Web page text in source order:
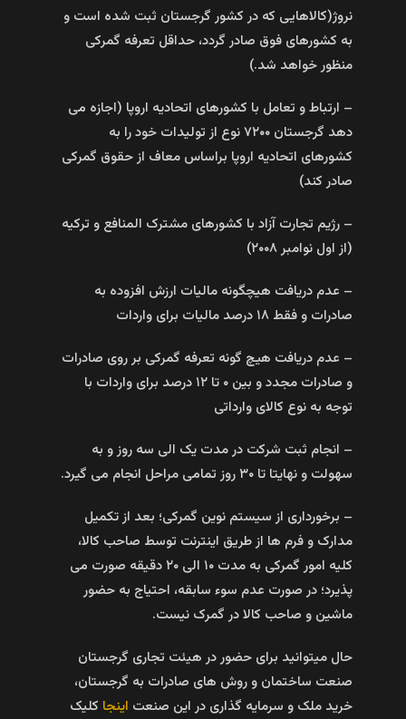
نروژ(کالاهایی که در کشور گرجستان ثبت شده است و
به کشورهای فوق صادر گردد، حداقل تعرفه گمرکی
منظور خواهد شد.)
– ارتباط و تعامل با کشورهای اتحادیه اروپا (اجازه می
دهد گرجستان ۷۲۰۰ نوع از تولیدات خود را به
کشورهای اتحادیه اروپا براساس معاف از حقوق گمرکی
صادر کند)
– رژیم تجارت آزاد با کشورهای مشترک المنافع و ترکیه
(از اول نوامبر ۲۰۰۸)
– عدم دریافت هیچگونه مالیات ارزش افزوده به
صادرات و فقط ۱۸ درصد مالیات برای واردات
– عدم دریافت هیچ گونه تعرفه گمرکی بر روی صادرات
و صادرات مجدد و بین ۰ تا ۱۲ درصد برای واردات با
توجه به نوع کالای وارداتی
– انجام ثبت شرکت در مدت یک الی سه روز و به
سهولت و نهایتا تا ۳۰ روز تمامی مراحل انجام می گیرد.
– برخورداری از سیستم نوین گمرکی؛ بعد از تکمیل
مدارک و فرم ها از طریق اینترنت توسط صاحب کالا،
کلیه امور گمرکی به مدت ۱۰ الی ۲۰ دقیقه صورت می
پذیرد؛ در صورت عدم سوء سابقه، احتیاج به حضور
ماشین و صاحب کالا در گمرک نیست.
حال میتوانید برای حضور در هیئت تجاری گرجستان
صنعت ساختمان و روش های صادرات به گرجستان،
خرید ملک و سرمایه گذاری در این صنعت اینجا کلیک